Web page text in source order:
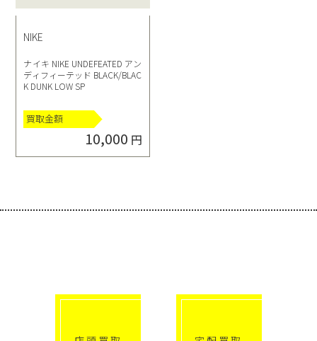
NIKE
ナイキ NIKE UNDEFEATED アン
ディフィーテッド BLACK/BLAC
K DUNK LOW SP
買取金額
10,000 円